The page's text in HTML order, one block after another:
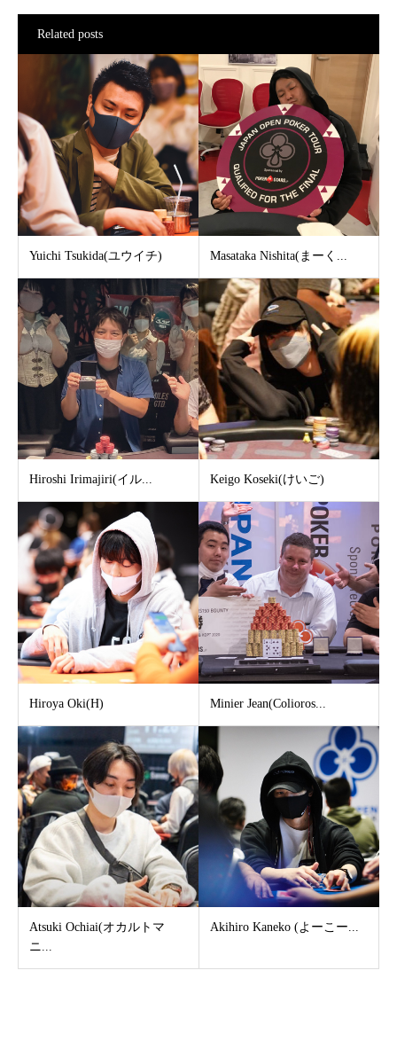
Related posts
Yuichi Tsukida(ユウイチ) Masataka Nishita(まーく...
Hiroshi Irimajiri(イル... Keigo Koseki(けいご)
Hiroya Oki(H) Minier Jean(Colioros...
Atsuki Ochiai(オカルトマ
ニ...
Akihiro Kaneko (よーこー...